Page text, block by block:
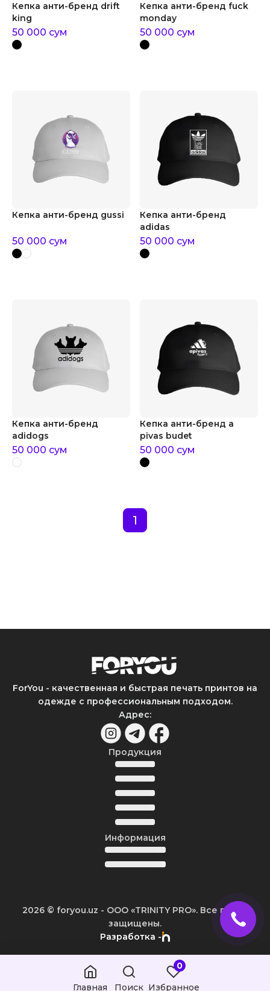
Кепка анти-бренд drift
king
50 000 сум
Кепка анти-бренд fuck
monday
50 000 сум
Кепка анти-бренд gussi
50 000 сум
Кепка анти-бренд
adidas
50 000 сум
Кепка анти-бренд
adidogs
50 000 сум
Кепка анти-бренд a
pivas budet
50 000 сум
1
ForYou - качественная и быстрая печать принтов на
одежде с профессиональным подходом.
Адрес:
Продукция
Информация
2026 © foryou.uz - ООО «TRINITY PRO». Все права
защищены.
Разработка -
Главная Поиск
0
Избранное